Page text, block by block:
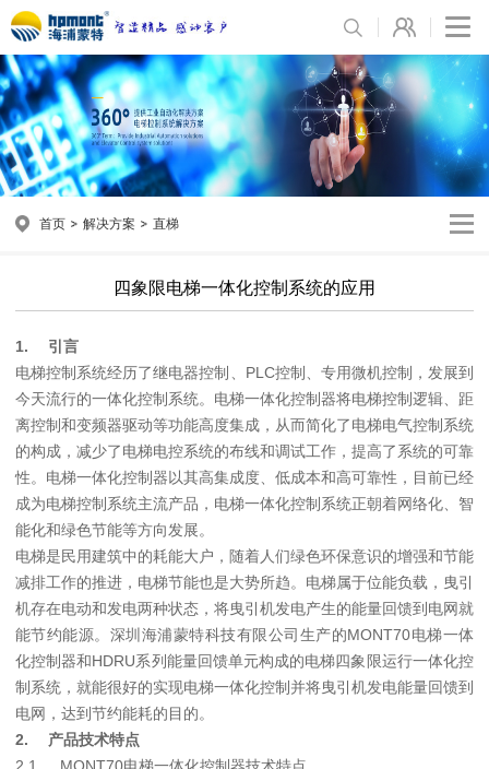
首页 解决方案 直梯
四象限电梯一体化控制系统的应用
1.
引言
电梯控制系统经历了继电器控制、PLC控制、专用微机控制，发展到
今天流行的一体化控制系统。电梯一体化控制器将电梯控制逻辑、距
离控制和变频器驱动等功能高度集成，从而简化了电梯电气控制系统
的构成，减少了电梯电控系统的布线和调试工作，提高了系统的可靠
性。电梯一体化控制器以其高集成度、低成本和高可靠性，目前已经
成为电梯控制系统主流产品，电梯一体化控制系统正朝着网络化、智
能化和绿色节能等方向发展。
电梯是民用建筑中的耗能大户，随着人们绿色环保意识的增强和节能
减排工作的推进，电梯节能也是大势所趋。电梯属于位能负载，曳引
机存在电动和发电两种状态，将曳引机发电产生的能量回馈到电网就
能节约能源。深圳海浦蒙特科技有限公司生产的MONT70电梯一体
化控制器和HDRU系列能量回馈单元构成的电梯四象限运行一体化控
制系统，就能很好的实现电梯一体化控制并将曳引机发电能量回馈到
电网，达到节约能耗的目的。
2.
产品技术特点